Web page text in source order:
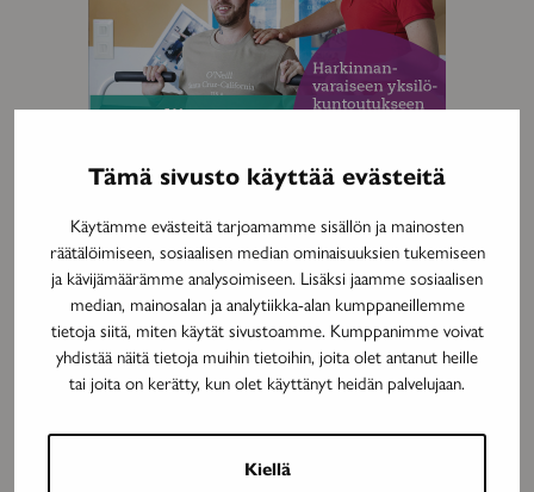
Tämä sivusto käyttää evästeitä
Käytämme evästeitä tarjoamamme sisällön ja mainosten
räätälöimiseen, sosiaalisen median ominaisuuksien tukemiseen
ja kävijämäärämme analysoimiseen. Lisäksi jaamme sosiaalisen
median, mainosalan ja analytiikka-alan kumppaneillemme
tietoja siitä, miten käytät sivustoamme. Kumppanimme voivat
yhdistää näitä tietoja muihin tietoihin, joita olet antanut heille
tai joita on kerätty, kun olet käyttänyt heidän palvelujaan.
Kiellä
MAINOS